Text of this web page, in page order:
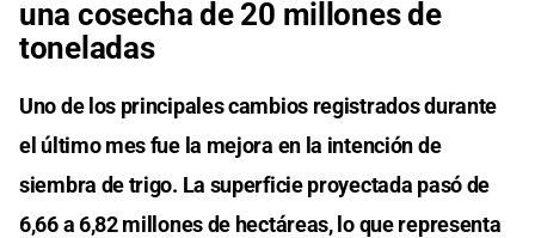
una cosecha de 20 millones de
toneladas
Uno de los principales cambios registrados durante
el último mes fue la mejora en la intención de
siembra de trigo. La superficie proyectada pasó de
6,66 a 6,82 millones de hectáreas, lo que representa